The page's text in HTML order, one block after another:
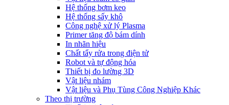
Hệ thống bơm keo
Hệ thống sấy khô
Công nghệ xử lý Plasma
Primer tăng độ bám dính
In nhãn hiệu
Chất tẩy rửa trong điện tử
Robot và tự động hóa
Thiết bị đo lường 3D
Vật liệu nhám
Vật liệu và Phụ Tùng Công Nghiệp Khác
Theo thị trường